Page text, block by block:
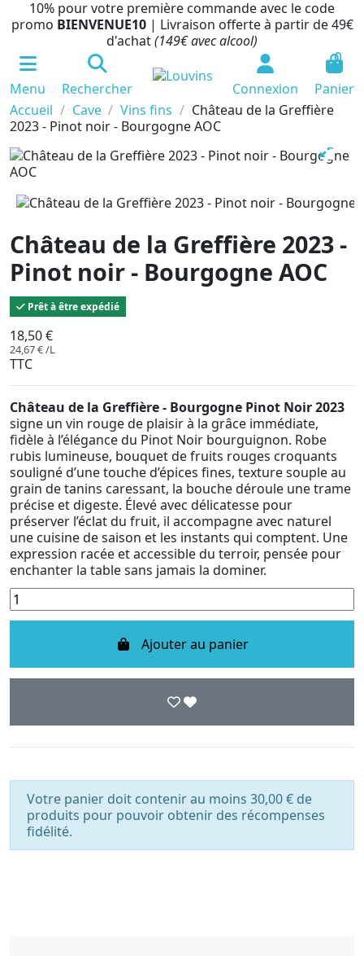
10% pour votre première commande avec le code
promo BIENVENUE10 | Livraison offerte à partir de 49€
d'achat(149€ avec alcool)
Menu Rechercher Connexion
0
Panier
Accueil
Cave Vins fins
Château de la Greffière
2023 - Pinot noir - Bourgogne AOC
Château de la Greffière 2023 -
Pinot noir - Bourgogne AOC
Prêt à être expédié
18,50 €
24,67 € /L
TTC
Château de la Greffière - Bourgogne Pinot Noir 2023
signe un vin rouge de plaisir à la grâce immédiate,
fidèle à l’élégance du Pinot Noir bourguignon. Robe
rubis lumineuse, bouquet de fruits rouges croquants
souligné d’une touche d’épices fines, texture souple au
grain de tanins caressant, la bouche déroule une trame
précise et digeste. Élevé avec délicatesse pour
préserver l’éclat du fruit, il accompagne avec naturel
une cuisine de saison et les instants qui comptent. Une
expression racée et accessible du terroir, pensée pour
enchanter la table sans jamais la dominer.
Ajouter au panier
Votre panier doit contenir au moins 30,00 € de
produits pour pouvoir obtenir des récompenses
fidélité.